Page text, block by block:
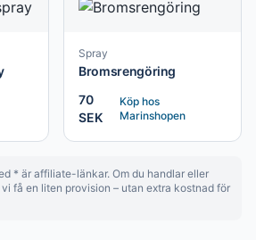
Spray
Bromsrengöring
70
SEK
Köp hos
Marinshopen
* är affiliate-länkar. Om du handlar eller
få en liten provision – utan extra kostnad för